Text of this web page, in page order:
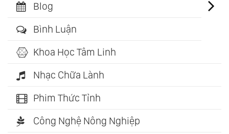
Blog
Bình Luận
Khoa Học Tâm Linh
Nhạc Chữa Lành
Phim Thức Tỉnh
Công Nghệ Nông Nghiệp